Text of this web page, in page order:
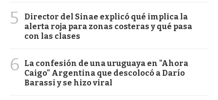
5
Director del Sinae explicó qué implica la
alerta roja para zonas costeras y qué pasa
con las clases
6
La confesión de una uruguaya en "Ahora
Caigo" Argentina que descolocó a Darío
Barassi y se hizo viral